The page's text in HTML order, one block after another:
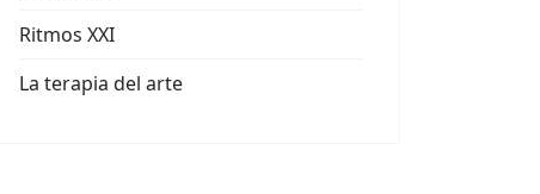
Ritmos XXI
La terapia del arte